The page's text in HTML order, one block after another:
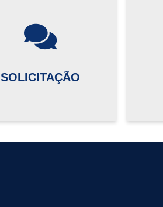
SOLICITAÇÃO